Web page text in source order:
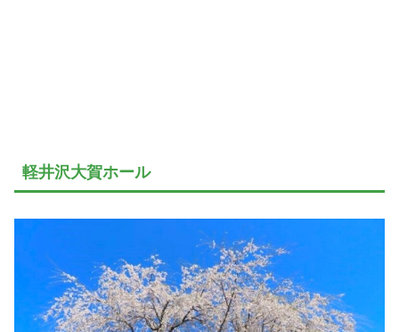
軽井沢大賀ホール